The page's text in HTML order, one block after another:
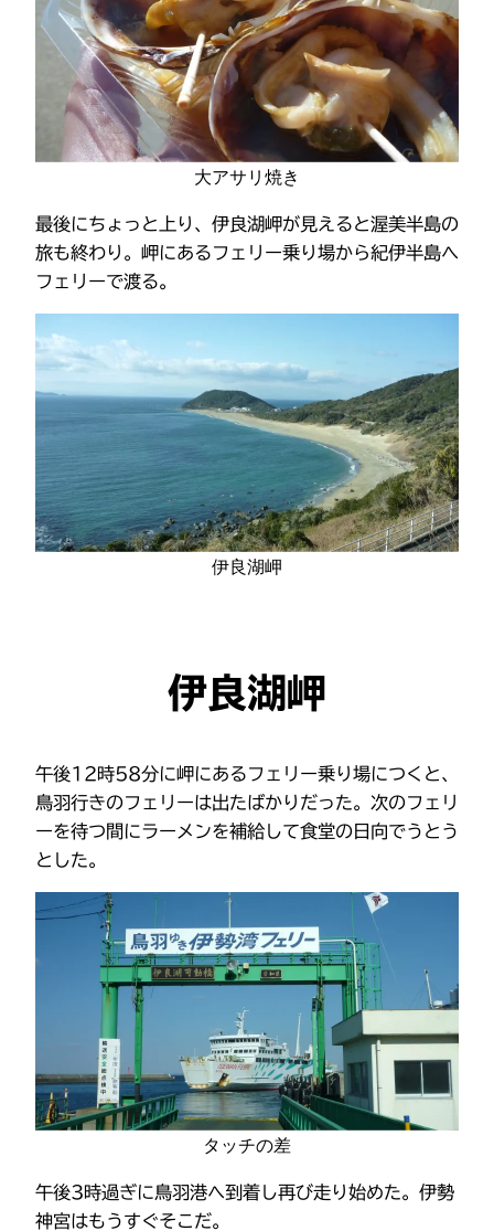
大アサリ焼き
最後にちょっと上り、伊良湖岬が見えると渥美半島の
旅も終わり。岬にあるフェリー乗り場から紀伊半島へ
フェリーで渡る。
伊良湖岬
伊良湖岬
午後12時58分に岬にあるフェリー乗り場につくと、
鳥羽行きのフェリーは出たばかりだった。次のフェリ
ーを待つ間にラーメンを補給して食堂の日向でうとう
とした。
タッチの差
午後3時過ぎに鳥羽港へ到着し再び走り始めた。伊勢
神宮はもうすぐそこだ。